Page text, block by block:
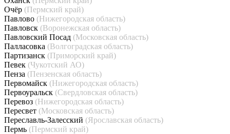
Очёр (Пермский край)
Павлово (Нижегородская область)
Павловск (Воронежская область)
Павловский Посад (Московская область)
Палласовка (Волгоградская область)
Партизанск (Приморский край)
Певек (Чукотский АО)
Пенза (Пензенская область)
Первомайск (Нижегородская область)
Первоуральск (Свердловская область)
Перевоз (Нижегородская область)
Пересвет (Московская область)
Переславль-Залесский (Ярославская область)
Пермь (Пермский край)